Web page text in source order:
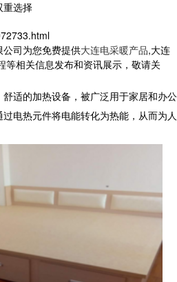
重选择
司为您免费提供大连电采暖产品,大连
等相关信息发布和资讯展示，敬请关
适的加热设备，被广泛用于家居和办公
电热元件将电能转化为热能，从而为人